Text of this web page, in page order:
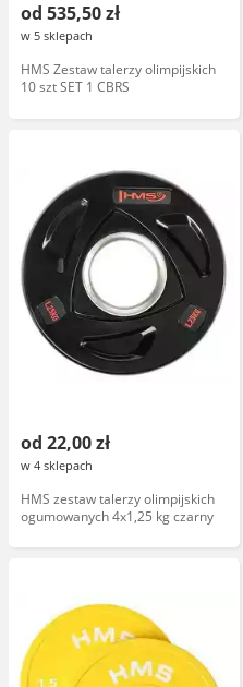
od 535,50 zł
w 5 sklepach
HMS Zestaw talerzy olimpijskich
10 szt SET 1 CBRS
od 22,00 zł
w 4 sklepach
HMS zestaw talerzy olimpijskich
ogumowanych 4x1,25 kg czarny